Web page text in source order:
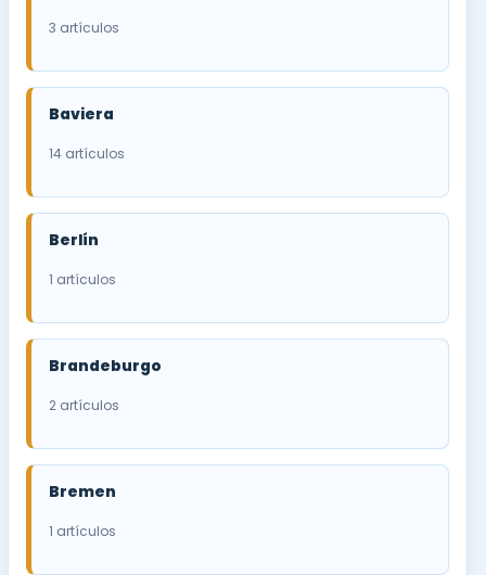
3 artículos
Baviera
14 artículos
Berlín
1 artículos
Brandeburgo
2 artículos
Bremen
1 artículos